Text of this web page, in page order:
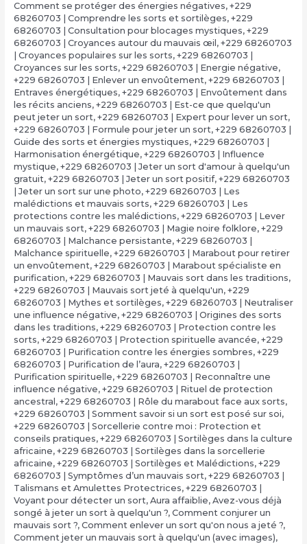
Comment se protéger des énergies négatives, +229
68260703 | Comprendre les sorts et sortilèges, +229
68260703 | Consultation pour blocages mystiques, +229
68260703 | Croyances autour du mauvais œil , +229 68260703
| Croyances populaires sur les sorts, +229 68260703 |
Croyances sur les sorts, +229 68260703 | Energie négative,
+229 68260703 | Enlever un envoûtement, +229 68260703 |
Entraves énergétiques, +229 68260703 | Envoûtement dans
les récits anciens, +229 68260703 | Est-ce que quelqu'un
peut jeter un sort, +229 68260703 | Expert pour lever un sort,
+229 68260703 | Formule pour jeter un sort, +229 68260703 |
Guide des sorts et énergies mystiques, +229 68260703 |
Harmonisation énergétique, +229 68260703 | Influence
mystique, +229 68260703 | Jeter un sort d'amour à quelqu'un
gratuit, +229 68260703 | Jeter un sort positif, +229 68260703
| Jeter un sort sur une photo, +229 68260703 | Les
malédictions et mauvais sorts, +229 68260703 | Les
protections contre les malédictions, +229 68260703 | Lever
un mauvais sort, +229 68260703 | Magie noire folklore, +229
68260703 | Malchance persistante, +229 68260703 |
Malchance spirituelle, +229 68260703 | Marabout pour retirer
un envoûtement, +229 68260703 | Marabout spécialiste en
purification, +229 68260703 | Mauvais sort dans les traditions,
+229 68260703 | Mauvais sort jeté à quelqu'un, +229
68260703 | Mythes et sortilèges, +229 68260703 | Neutraliser
une influence négative, +229 68260703 | Origines des sorts
dans les traditions, +229 68260703 | Protection contre les
sorts, +229 68260703 | Protection spirituelle avancée, +229
68260703 | Purification contre les énergies sombres, +229
68260703 | Purification de l’aura, +229 68260703 |
Purification spirituelle, +229 68260703 | Reconnaître une
influence négative, +229 68260703 | Rituel de protection
ancestral , +229 68260703 | Rôle du marabout face aux sorts,
+229 68260703 | Somment savoir si un sort est posé sur soi,
+229 68260703 | Sorcellerie contre moi : Protection et
conseils pratiques, +229 68260703 | Sortilèges dans la culture
africaine, +229 68260703 | Sortilèges dans la sorcellerie
africaine, +229 68260703 | Sortilèges et Malédictions, +229
68260703 | Symptômes d’un mauvais sort, +229 68260703 |
Talismans et Amulettes Protectrices, +229 68260703 |
Voyant pour détecter un sort, Aura affaiblie, Avez-vous déjà
songé à jeter un sort à quelqu'un ?, Comment conjurer un
mauvais sort ?, Comment enlever un sort qu'on nous a jeté ?,
Comment jeter un mauvais sort à quelqu'un (avec images),